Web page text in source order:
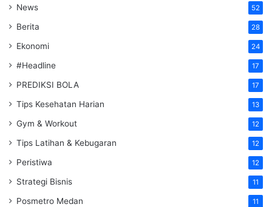
News 52
Berita 28
Ekonomi 24
#Headline 17
PREDIKSI BOLA 17
Tips Kesehatan Harian 13
Gym & Workout 12
Tips Latihan & Kebugaran 12
Peristiwa 12
Strategi Bisnis 11
Posmetro Medan 11